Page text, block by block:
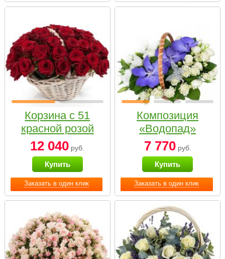
Заказать в один клик
Корзина с 51
красной розой
12 040 руб.
Купить
Заказать в один клик
Композиция
«Водопад»
7 770руб.
Купить